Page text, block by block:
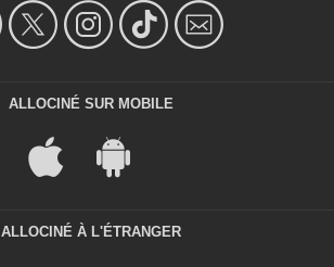
ALLOCINÉ SUR MOBILE
ALLOCINÉ À L'ÉTRANGER